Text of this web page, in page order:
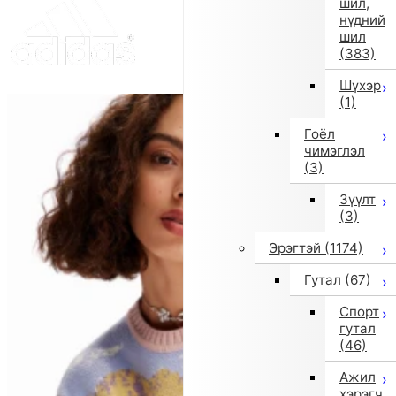
нүдний
шил
(383)
Шүхэр
(1)
Гоёл
чимэглэл
(3)
Зүүлт
(3)
Эрэгтэй (1174)
Гутал (67)
Спорт
гутал
(46)
Ажил